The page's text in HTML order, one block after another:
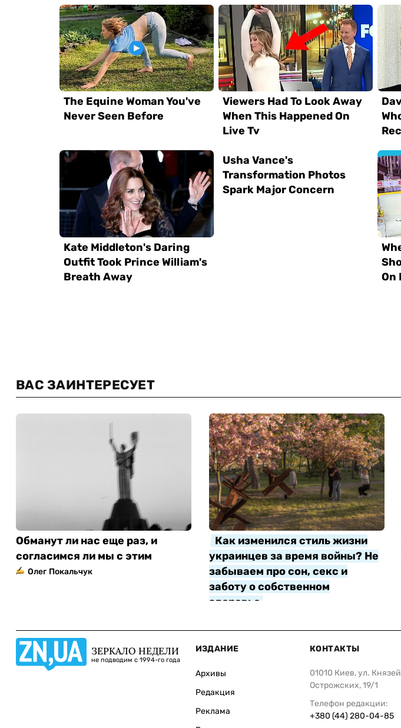
ВАС ЗАИНТЕРЕСУЕТ
Обманут ли нас еще раз, и
согласимся ли мы с этим
Олег Покальчук
Как изменился стиль жизни
украинцев за время войны? Не
забываем про сон, секс и
заботу о собственном
здоровье
ЗЕРКАЛО НЕДЕЛИ
не подводим с 1994-го года
ИЗДАНИЕ
Архивы
Редакция
Реклама
КОНТАКТЫ
01010 Киев, ул. Князей
Острожских, 19/1
Телефон редакции:
+380 (44) 280-04-85